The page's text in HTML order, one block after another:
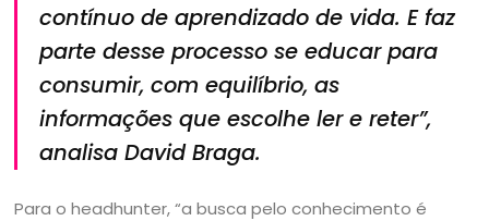
contínuo de aprendizado de vida. E faz
parte desse processo se educar para
consumir, com equilíbrio, as
informações que escolhe ler e reter”,
analisa David Braga.
Para o headhunter, “a busca pelo conhecimento é